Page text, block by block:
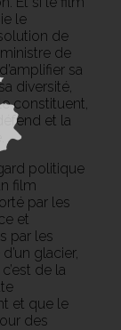
le
de
de
sa
diversité,
constituent,
et la
politique
film
par les
et
par les
glacier,
de la
et que le
des